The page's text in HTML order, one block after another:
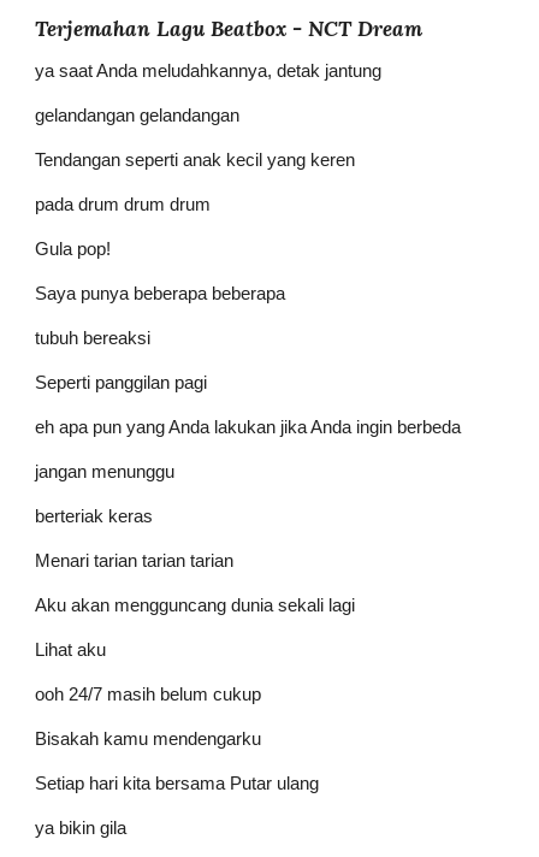
Terjemahan Lagu Beatbox - NCT Dream
ya saat Anda meludahkannya, detak jantung
gelandangan gelandangan
Tendangan seperti anak kecil yang keren
pada drum drum drum
Gula pop!
Saya punya beberapa beberapa
tubuh bereaksi
Seperti panggilan pagi
eh apa pun yang Anda lakukan jika Anda ingin berbeda
jangan menunggu
berteriak keras
Menari tarian tarian tarian
Aku akan mengguncang dunia sekali lagi
Lihat aku
ooh 24/7 masih belum cukup
Bisakah kamu mendengarku
Setiap hari kita bersama Putar ulang
ya bikin gila